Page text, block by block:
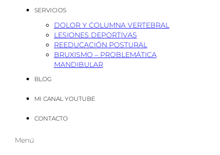
SERVICIOS
DOLOR Y COLUMNA VERTEBRAL
LESIONES DEPORTIVAS
REEDUCACIÓN POSTURAL
BRUXISMO – PROBLEMÁTICA
MANDIBULAR
BLOG
MI CANAL YOUTUBE
CONTACTO
Menú